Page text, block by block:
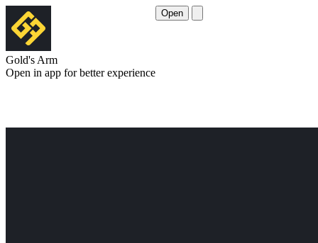
Gold's Arm
Open in app for better experience
Open